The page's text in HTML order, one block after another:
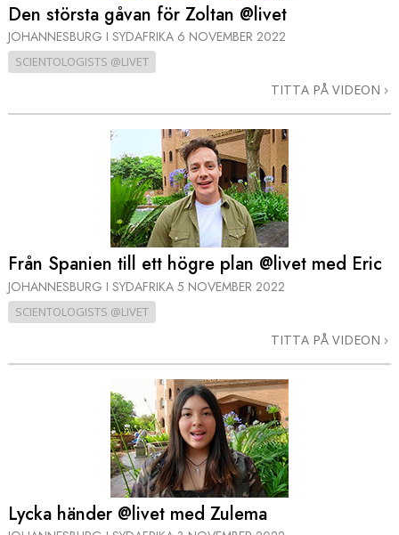
Den största gåvan för Zoltan @livet
JOHANNESBURG I SYDAFRIKA 6 NOVEMBER 2022
SCIENTOLOGISTS @LIVET
TITTA PÅ VIDEON
Från Spanien till ett högre plan @livet med Eric
JOHANNESBURG I SYDAFRIKA 5 NOVEMBER 2022
SCIENTOLOGISTS @LIVET
TITTA PÅ VIDEON
Lycka händer @livet med Zulema